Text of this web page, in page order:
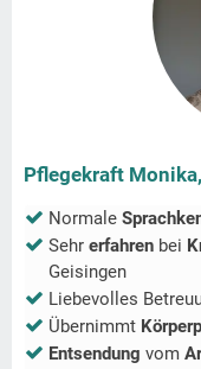
Pflegekraft
Normale
Sehr erfahren bei
Geisingen
Liebevolles
Übernimmt
Entsendung vom